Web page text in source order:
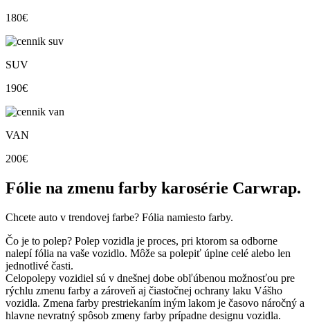
180€
SUV
190€
VAN
200€
Fólie na zmenu farby karosérie Carwrap.
Chcete auto v trendovej farbe? Fólia namiesto farby.
Čo je to polep? Polep vozidla je proces, pri ktorom sa odborne
nalepí fólia na vaše vozidlo. Môže sa polepiť úplne celé alebo len
jednotlivé časti.
Celopolepy vozidiel sú v dnešnej dobe obľúbenou možnosťou pre
rýchlu zmenu farby a zároveň aj čiastočnej ochrany laku Vášho
vozidla. Zmena farby prestriekaním iným lakom je časovo náročný a
hlavne nevratný spôsob zmeny farby prípadne designu vozidla.